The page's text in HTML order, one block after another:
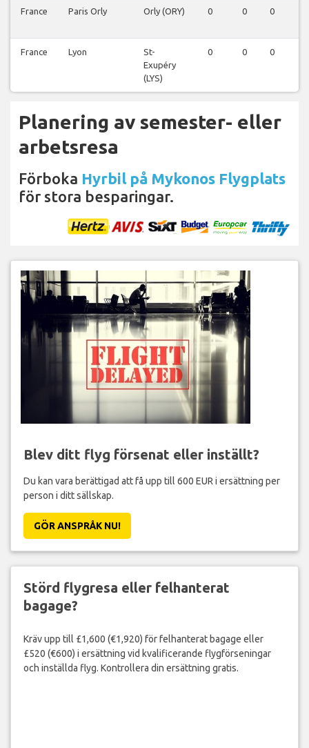
France Paris Orly Orly (ORY) 0 0 0
France Lyon
St-
Exupéry
(LYS)
0 0 0
Planering av semester- eller
arbetsresa
Förboka Hyrbil på Mykonos Flygplats
för stora besparingar.
Blev ditt flyg försenat eller inställt?
Du kan vara berättigad att få upp till 600 EUR i ersättning per
person i ditt sällskap.
GÖR ANSPRÅK NU!
Störd flygresa eller felhanterat
bagage?
Kräv upp till £1,600 (€1,920) för felhanterat bagage eller
£520 (€600) i ersättning vid kvalificerande flygförseningar
och inställda flyg. Kontrollera din ersättning gratis.